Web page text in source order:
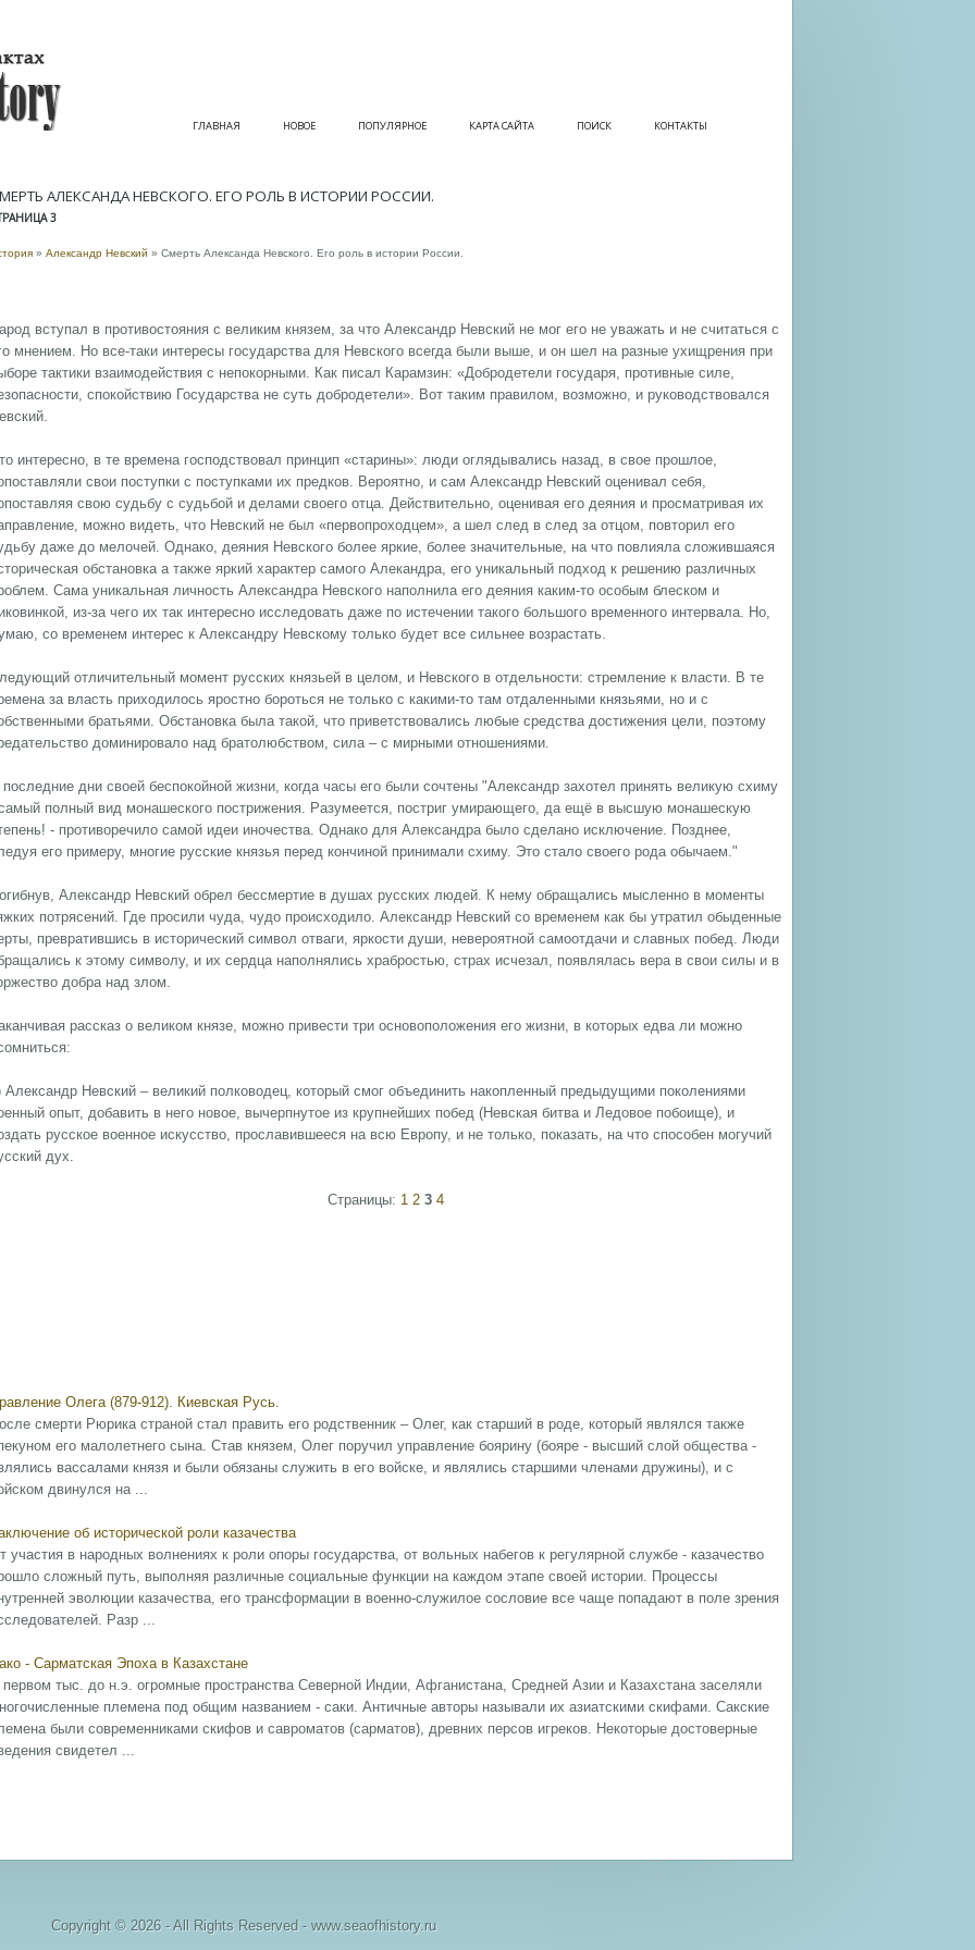
ГЛАВНАЯ НОВОЕ ПОПУЛЯРНОЕ КАРТА САЙТА ПОИСК КОНТАКТЫ
АЛЕКСАНДА НЕВСКОГО. ЕГО РОЛЬ В ИСТОРИИ РОССИИ.
3
» Александр Невский » Смерть Александа Невского. Его роль в истории России.
вступал в противостояния с великим князем, за что Александр Невский не мог его не уважать и не считаться с
мнением. Но все-таки интересы государства для Невского всегда были выше, и он шел на разные ухищрения при
тактики взаимодействия с непокорными. Как писал Карамзин: «Добродетели государя, противные силе,
спокойствию Государства не суть добродетели». Вот таким правилом, возможно, и руководствовался
интересно, в те времена господствовал принцип «старины»: люди оглядывались назад, в свое прошлое,
свои поступки с поступками их предков. Вероятно, и сам Александр Невский оценивал себя,
свою судьбу с судьбой и делами своего отца. Действительно, оценивая его деяния и просматривая их
можно видеть, что Невский не был «первопроходцем», а шел след в след за отцом, повторил его
даже до мелочей. Однако, деяния Невского более яркие, более значительные, на что повлияла сложившаяся
обстановка а также яркий характер самого Алекандра, его уникальный подход к решению различных
Сама уникальная личность Александра Невского наполнила его деяния каким-то особым блеском и
из-за чего их так интересно исследовать даже по истечении такого большого временного интервала. Но,
со временем интерес к Александру Невскому только будет все сильнее возрастать.
отличительный момент русских князьей в целом, и Невского в отдельности: стремление к власти. В те
за власть приходилось яростно бороться не только с какими-то там отдаленными князьями, но и с
братьями. Обстановка была такой, что приветствовались любые средства достижения цели, поэтому
доминировало над братолюбством, сила – с мирными отношениями.
последние дни своей беспокойной жизни, когда часы его были сочтены "Александр захотел принять великую схиму
полный вид монашеского пострижения. Разумеется, постриг умирающего, да ещё в высшую монашескую
- противоречило самой идеи иночества. Однако для Александра было сделано исключение. Позднее,
его примеру, многие русские князья перед кончиной принимали схиму. Это стало своего рода обычаем."
Александр Невский обрел бессмертие в душах русских людей. К нему обращались мысленно в моменты
потрясений. Где просили чуда, чудо происходило. Александр Невский со временем как бы утратил обыденные
превратившись в исторический символ отваги, яркости души, невероятной самоотдачи и славных побед. Люди
к этому символу, и их сердца наполнялись храбростью, страх исчезал, появлялась вера в свои силы и в
добра над злом.
рассказ о великом князе, можно привести три основоположения его жизни, в которых едва ли можно
Александр Невский – великий полководец, который смог объединить накопленный предыдущими поколениями
опыт, добавить в него новое, вычерпнутое из крупнейших побед (Невская битва и Ледовое побоище), и
русское военное искусство, прославившееся на всю Европу, и не только, показать, на что способен могучий
дух.
Страницы: 1 2 3 4
Олега (879-912). Киевская Русь.
смерти Рюрика страной стал править его родственник – Олег, как старший в роде, который являлся также
его малолетнего сына. Став князем, Олег поручил управление боярину (бояре - высший слой общества -
вассалами князя и были обязаны служить в его войске, и являлись старшими членами дружины), и с
двинулся на ...
об исторической роли казачества
участия в народных волнениях к роли опоры государства, от вольных набегов к регулярной службе - казачество
сложный путь, выполняя различные социальные функции на каждом этапе своей истории. Процессы
эволюции казачества, его трансформации в военно-служилое сословие все чаще попадают в поле зрения
Разр ...
- Сарматская Эпоха в Казахстане
первом тыс. до н.э. огромные пространства Северной Индии, Афганистана, Средней Азии и Казахстана заселяли
племена под общим названием - саки. Античные авторы называли их азиатскими скифами. Сакские
были современниками скифов и савроматов (сарматов), древних персов игреков. Некоторые достоверные
свидетел ...
Copyright © 2026 - All Rights Reserved - www.seaofhistory.ru